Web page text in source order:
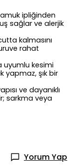
ipliğinden
sağlar ve alerjik
kalmasını
rahat
kesimi
yapmaz, şık bir
ve dayanıklı
sarkma veya
Yorum Yap